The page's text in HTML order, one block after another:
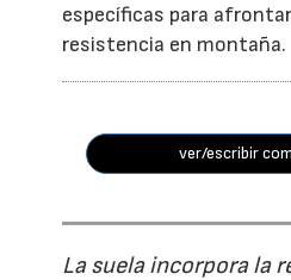
específicas para
resistencia en montaña.
ver/escribir
La suela incorpora la